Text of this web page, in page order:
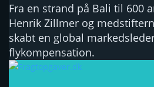
Fra en strand på Bali til 600
Henrik Zillmer og
skabt en global
flykompensation.